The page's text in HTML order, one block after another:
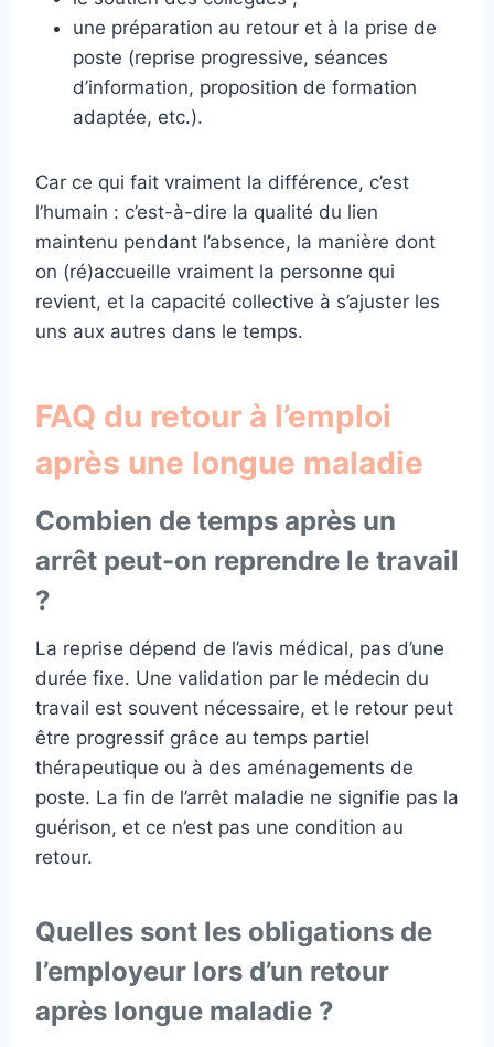
une préparation au retour et à la prise de
poste (reprise progressive, séances
d’information, proposition de formation
adaptée, etc.).
Car ce qui fait vraiment la différence, c’est
l’humain : c’est-à-dire la qualité du lien
maintenu pendant l’absence, la manière dont
on (ré)accueille vraiment la personne qui
revient, et la capacité collective à s’ajuster les
uns aux autres dans le temps.
FAQ du retour à l’emploi
après une longue maladie
Combien de temps après un
arrêt peut-on reprendre le travail
?
La reprise dépend de l’avis médical, pas d’une
durée fixe. Une validation par le médecin du
travail est souvent nécessaire, et le retour peut
être progressif grâce au temps partiel
thérapeutique ou à des aménagements de
poste. La fin de l’arrêt maladie ne signifie pas la
guérison, et ce n’est pas une condition au
retour.
Quelles sont les obligations de
l’employeur lors d’un retour
après longue maladie ?